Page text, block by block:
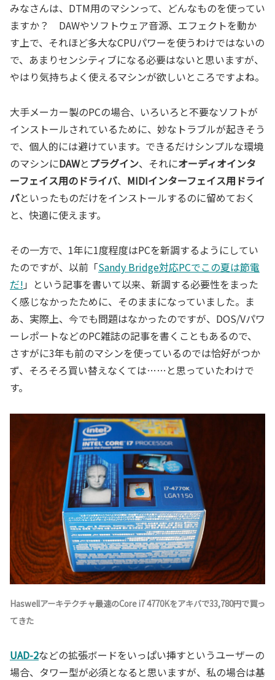
みなさんは、DTM用のマシンって、どんなものを使ってい
ますか？ DAWやソフトウェア音源、エフェクトを動か
す上で、それほど多大なCPUパワーを使うわけではないの
で、あまりセンシティブになる必要はないと思いますが、
やはり気持ちよく使えるマシンが欲しいところですよね。
大手メーカー製のPCの場合、いろいろと不要なソフトが
インストールされているために、妙なトラブルが起きそう
で、個人的には避けています。できるだけシンプルな環境
のマシンにDAWと プラグイン、それにオーディオインタ
ーフェイス用のドライバ、 MIDIインターフェイス用ドライ
バといったものだけをインストールするのに留めておく
と、快適に使えます。
その一方で、1年に1度程度はPCを新調するようにしてい
たのですが、以前「Sandy Bridge対応PCでこの夏は節電
だ! 」という記事を書いて以来、新調する必要性をまった
く感じなかったために、そのままになっていました。ま
あ、実際上、今でも問題はなかったのですが、DOS/Vパワ
ーレポートなどのPC雑誌の記事を書くこともあるので、
さすがに3年も前のマシンを使っているのでは恰好がつか
ず、そろそろ買い替えなくては……と思っていたわけで
す。
Haswellアーキテクチャ最速のCore i7 4770Kをアキバで33,780円で買っ
てきた
UAD-2などの拡張ボードをいっぱい挿すというユーザーの
場合、タワー型が必須となると思いますが、私の場合は基